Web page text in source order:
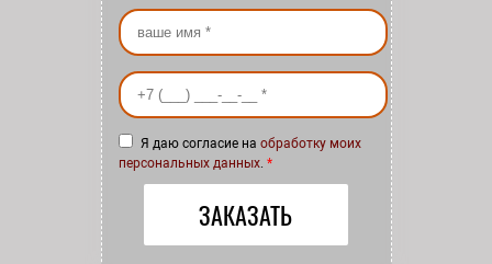
Ваше имя*
Ваш номер телефона*
Я даю согласие на обработку моих
персональных данных. *